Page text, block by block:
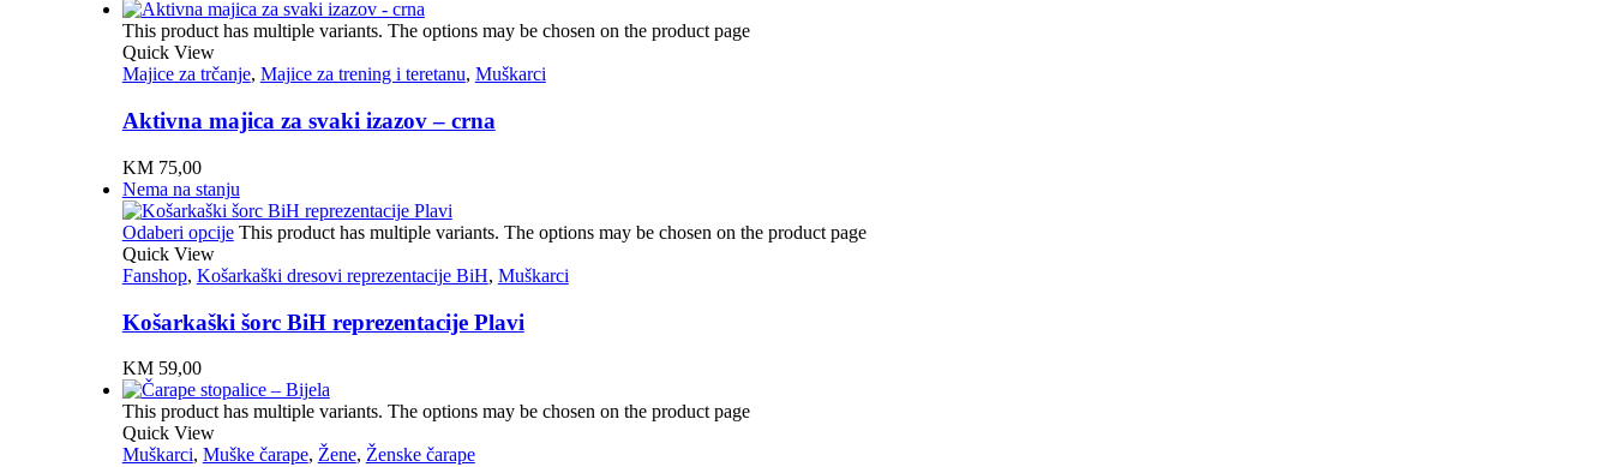
This product has multiple variants. The options may be chosen on the product page
Quick View
Majice za trčanje, Majice za trening i teretanu, Muškarci
Aktivna majica za svaki izazov – crna
KM75,00
Nema na stanju
Odaberi opcije This product has multiple variants. The options may be chosen on the product page
Quick View
Fanshop, Košarkaški dresovi reprezentacije BiH, Muškarci
Košarkaški šorc BiH reprezentacije Plavi
KM59,00
This product has multiple variants. The options may be chosen on the product page
Quick View
Muškarci, Muške čarape, Žene, Ženske čarape